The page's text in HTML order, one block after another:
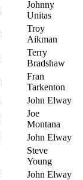
Johnny
Unitas
Troy
Aikman
Terry
Bradshaw
Fran
Tarkenton
John Elway
Joe
Montana
John Elway
Steve
Young
John Elway